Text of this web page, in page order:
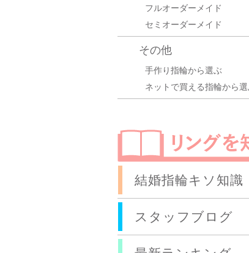
フルオーダーメイド
セミオーダーメイド
その他
手作り指輪から選ぶ
ネットで買える指輪から選
結婚指輪キソ知識
スタッフブログ